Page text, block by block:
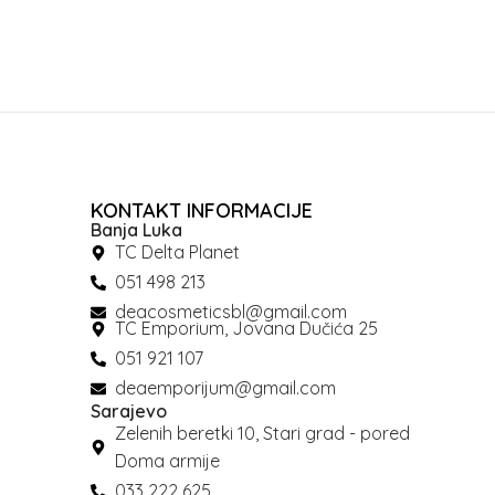
KONTAKT INFORMACIJE
Banja Luka
TC Delta Planet
051 498 213
deacosmeticsbl@gmail.com
TC Emporium, Jovana Dučića 25
051 921 107
deaemporijum@gmail.com
Sarajevo
Zelenih beretki 10, Stari grad - pored
Doma armije